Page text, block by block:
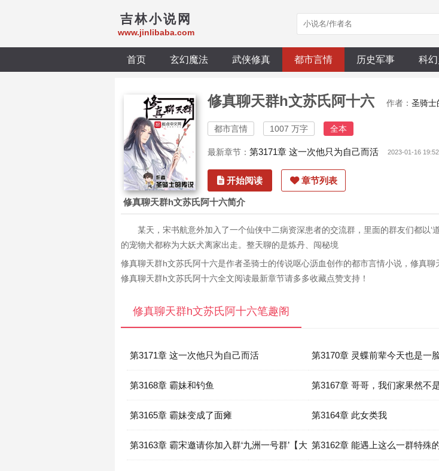
吉林小说网
www.jinlibaba.com
首页 玄幻魔法 武侠修真 都市言情 历史军事 科
修真聊天群h文苏氏阿十六 作者： 圣骑士
都市言情 1007 万字 全本
最新章节： 第3171章 这一次他只为自己而活 2023-01-16
开始阅读 章节列表
修真聊天群h文苏氏阿十六简介
某天，宋书航意外加入了一个仙侠中二病资深患者的交流群，里面的群友们都以
的宠物犬都称为大妖犬离家出走。整天聊的是炼丹、闯秘境
修真聊天群h文苏氏阿十六是作者圣骑士的传说呕心沥血创作的都市言情小说，修真
修真聊天群h文苏氏阿十六全文阅读最新章节请多多收藏点赞支持！
修真聊天群h文苏氏阿十六笔趣阁
第3171章 这一次他只为自己而活 第3170章 灵蝶前辈今天也是一
第3168章 霸妹和钓鱼 第3167章 哥哥，我们家果然不
吧？
第3165章 霸妹变成了面瘫 第3164章 此女类我
第3163章 霸宋邀请你加入群‘九洲一号群’【大 第3162章 能遇上这么一群特殊